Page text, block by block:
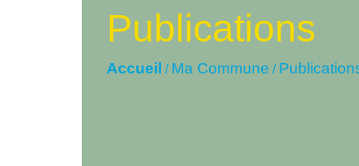
Publications
Accueil / Ma Commune /